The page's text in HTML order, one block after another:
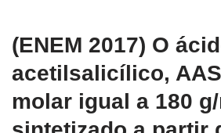
(ENEM 2017) O
acetilsalicílico,
molar igual a 180